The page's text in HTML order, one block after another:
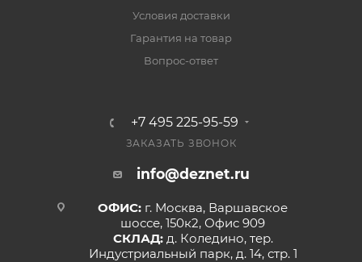
Условия доставки
Гарантия на товар
Вопрос-ответ
+7 495 225-95-59
ЗАКАЗАТЬ ЗВОНОК
info@deznet.ru
ОФИС: г. Москва, Варшавское
шоссе, 150к2, Офис 909
СКЛАД: д. Коледино, тер.
Индустриальный парк, д. 14, стр. 1